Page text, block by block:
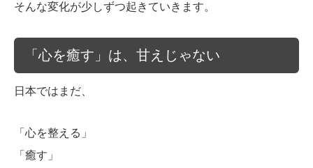
そんな変化が少しずつ起きていきます。
「心を癒す」は、甘えじゃない
日本ではまだ、
「心を整える」
「癒す」